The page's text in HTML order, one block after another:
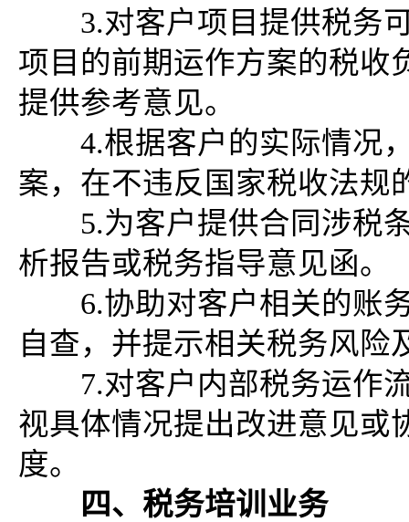
3.对客户项目提供税务可
项目的前期运作方案的税收
提供参考意见。
4.根据客户的实际情况，
案，在不违反国家税收法规
5.为客户提供合同涉税条
析报告或税务指导意见函。
6.协助对客户相关的账务
自查，并提示相关税务风险
7.对客户内部税务运作流
视具体情况提出改进意见或
度。
四、税务培训业务